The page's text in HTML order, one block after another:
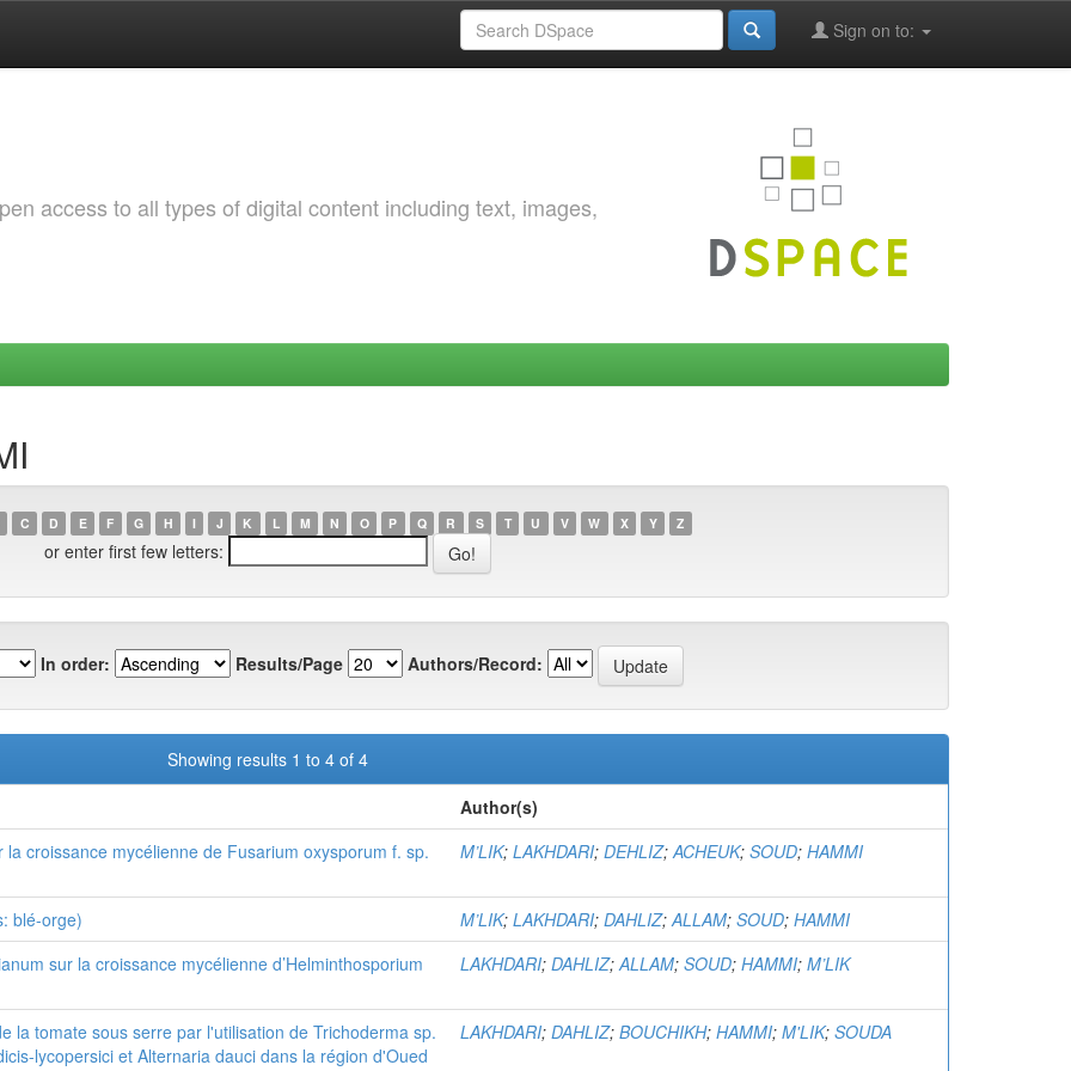
Sign on to:
access to all types of digital content including text, images,
C D E F G H I J K L M N O P Q R S T U V W X Y Z
or enter first few letters:
In order: Results/Page Authors/Record:
Showing results 1 to 4 of 4
Author(s)
croissance mycélienne de Fusarium oxysporum f. sp.
M’LIK; LAKHDARI; DEHLIZ;ACHEUK; SOUD; HAMMI
blé-orge) M’LIK; LAKHDARI; DAHLIZ;ALLAM; SOUD; HAMMI
sur la croissance mycélienne d’Helminthosporium
LAKHDARI; DAHLIZ;ALLAM; SOUD; HAMMI; M’LIK
la tomate sous serre par l'utilisation de Trichoderma sp.
lycopersici et Alternaria dauci dans la région d'Oued
LAKHDARI; DAHLIZ; BOUCHIKH; HAMMI; M'LIK; SOUDA